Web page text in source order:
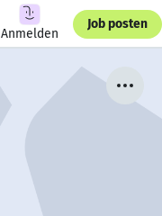
Anmelden
Job posten